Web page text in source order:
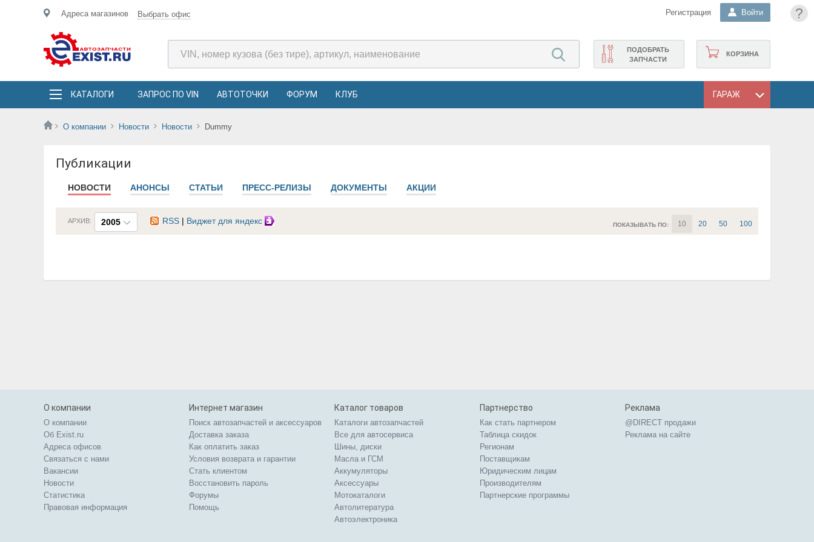
?
Адреса магазинов Выбрать офис Регистрация Войти
КОРЗИНА
ПОДОБРАТЬ
ЗАПЧАСТИ
КАТАЛОГИ ЗАПРОС ПО VIN АВТОТОЧКИ ФОРУМ КЛУБ ГАРАЖ
О компании Новости Новости Dummy
Публикации
НОВОСТИ АНОНСЫ СТАТЬИ ПРЕСС-РЕЛИЗЫ ДОКУМЕНТЫ АКЦИИ
2005
АРХИВ: RSS | Виджет для яндекс ПОКАЗЫВАТЬ ПО: 10 20 50 100
О компании
О компании
Об Exist.ru
Адреса офисов
Связаться с нами
Вакансии
Новости
Статистика
Правовая информация
Интернет магазин
Поиск автозапчастей и аксессуаров
Доставка заказа
Как оплатить заказ
Условия возврата и гарантии
Стать клиентом
Восстановить пароль
Форумы
Помощь
Каталог товаров
Каталоги автозапчастей
Все для автосервиса
Шины, диски
Масла и ГСМ
Аккумуляторы
Аксессуары
Мотокаталоги
Автолитература
Автоэлектроника
Партнерство
Как стать партнером
Таблица скидок
Регионам
Поставщикам
Юридическим лицам
Производителям
Партнерские программы
Реклама
@DIRECT продажи
Реклама на сайте